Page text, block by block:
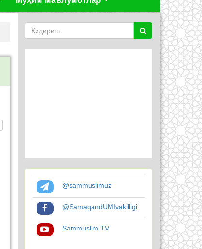
@sammuslimuz
@SamaqandUMIvakilligi
Sammuslim.TV